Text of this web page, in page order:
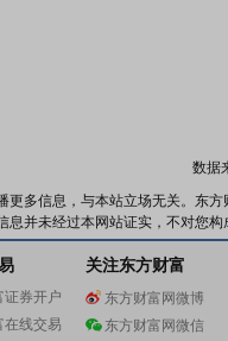
数据
更多信息，与本站立场无关。东
并未经过本网站证实，不对您
证券开户
在线交易
关注东方财富
东方财富网微博
东方财富网微信